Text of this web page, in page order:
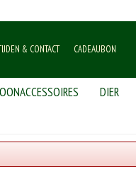
& CONTACT CADEAUBON
DIER